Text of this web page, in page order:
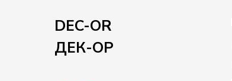
DEC-OR
ДЕК-ОР